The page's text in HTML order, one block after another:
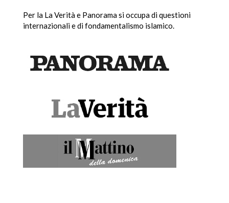
Per la La Verità e Panorama si occupa di questioni
internazionali e di fondamentalismo islamico.